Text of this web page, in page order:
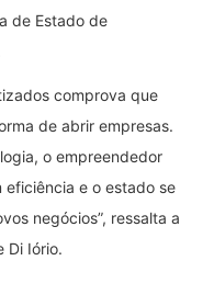
de Estado de
comprova que
de abrir empresas.
o empreendedor
eficiência e o estado se
negócios”, ressalta a
Di Iório.